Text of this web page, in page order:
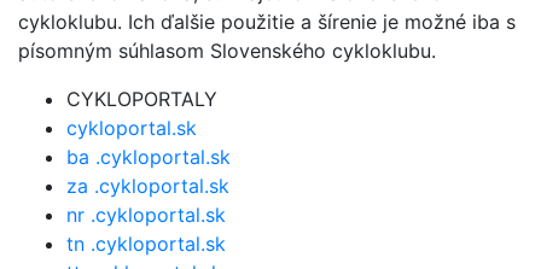
cykloklubu. Ich ďalšie použitie a šírenie je možné iba s
písomným súhlasom Slovenského cykloklubu.
CYKLOPORTALY
cykloportal.sk
ba .cykloportal.sk
za .cykloportal.sk
nr .cykloportal.sk
tn .cykloportal.sk